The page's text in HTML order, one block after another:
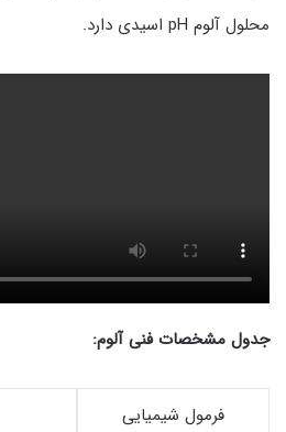
محلول آلوم pH اسیدی دارد.
جدول مشخصات فنی آلوم:
فرمول شیمیایی